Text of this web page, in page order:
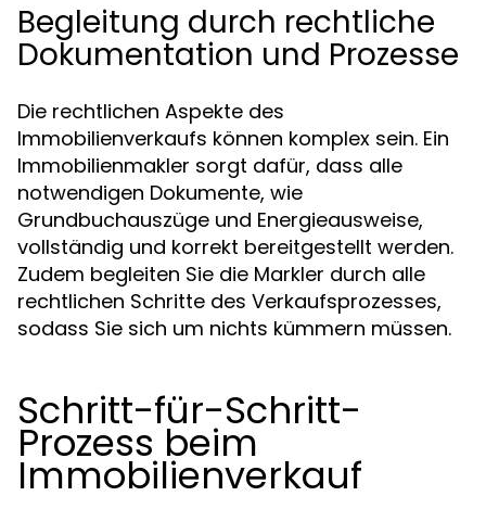
Begleitung durch rechtliche
Dokumentation und Prozesse
Die rechtlichen Aspekte des
Immobilienverkaufs können komplex sein. Ein
Immobilienmakler sorgt dafür, dass alle
notwendigen Dokumente, wie
Grundbuchauszüge und Energieausweise,
vollständig und korrekt bereitgestellt werden.
Zudem begleiten Sie die Markler durch alle
rechtlichen Schritte des Verkaufsprozesses,
sodass Sie sich um nichts kümmern müssen.
Schritt-für-Schritt-
Prozess beim
Immobilienverkauf